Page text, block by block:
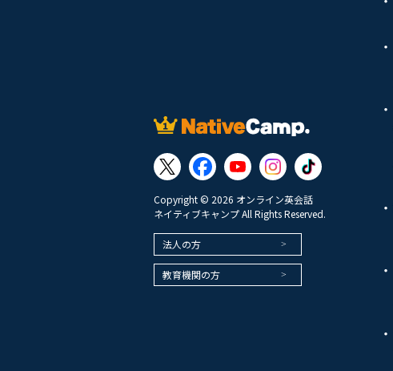
Copyright © 2026 オンライン英会話
ネイティブキャンプ All Rights Reserved.
法人の方
教育機関の方